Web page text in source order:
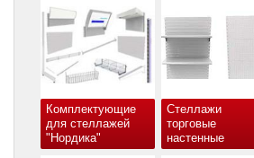
Комплектующие
для стеллажей
"Нордика"
Стеллажи
торговые
настенные